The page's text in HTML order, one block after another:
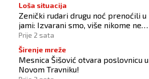
Loša situacija
Zenički rudari drugu noć prenoćili u
jami: Izvarani smo, više nikome ne
vjerujemo
Prije 2 sata
Širenje mreže
Mesnica Šišović otvara poslovnicu u
Novom Travniku!